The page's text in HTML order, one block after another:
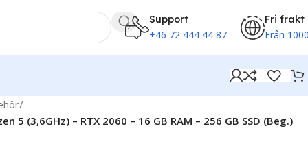
Support
+46 72 444 44 87
Fri frakt
Från
/
5 (3,6GHz) – RTX 2060 – 16 GB RAM – 256 GB SSD (Beg.)